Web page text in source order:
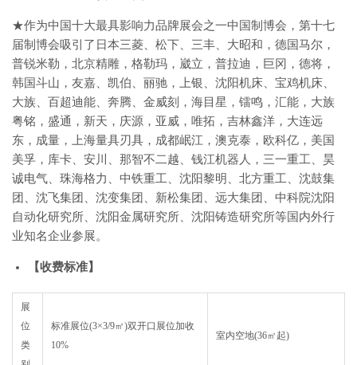
★作为中国十大最具影响力品牌展会之一中国制博会，第十七
届制博会吸引了日本三菱、松下、三丰、大昭和，德国马尔，
普锐米勒，北京精雕，格勒玛，崴立，普拉迪，巨冈，德将，
韩国斗山，友嘉、凯伯、丽驰，上银、沈阳机床、宝鸡机床、
大族、百超迪能、奔腾、金威刻，海目星，镭鸣，汇能，大族
粤铭，盛通，新天，庆源，亚威，唯拓，吉林鑫洋，大连远
东，成量，上海量具刃具，成都岷江，澳克泰，欧科亿，美国
美孚，库卡、安川、那智不二越、钱江机器人，三一重工、昊
诚电气、珠海格力、中铁重工、沈阳黎明、北方重工、沈鼓集
团、沈飞集团、沈变集团、新松集团、远大集团、中科院沈阳
自动化研究所、沈阳金属研究所、沈阳铸造研究所等国内外行
业知名企业参展。
【收费标准】
展
位
类
标准展位(3×3/9㎡)双开口展位加收
10%
室内空地(36㎡起)